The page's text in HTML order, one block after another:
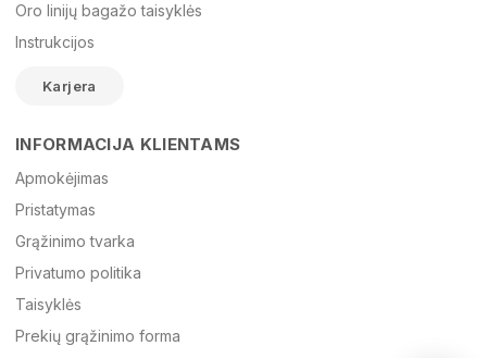
El. paštas
Žinutė
Oro linijų bagažo taisyklės
Instrukcijos
Karjera
INFORMACIJA KLIENTAMS
Apmokėjimas
Pristatymas
Grąžinimo tvarka
Privatumo politika
Taisyklės
Prekių grąžinimo forma